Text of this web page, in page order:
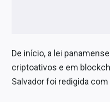
De início, a lei
criptoativos e em
Salvador foi redigida